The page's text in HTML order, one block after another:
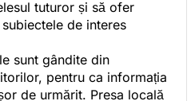
tuturor și să ofer
de interes
sunt gândite din
pentru ca informația
de urmărit. Presa locală